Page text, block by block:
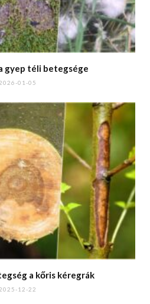
gyep téli betegsége
01-05
a kőris kéregrák
12-22